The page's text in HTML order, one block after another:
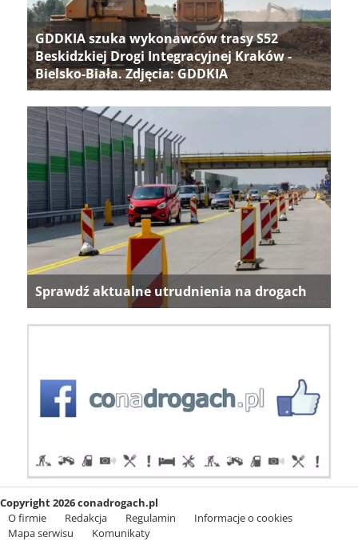
GDDKIA szuka wykonawców trasy S52
Beskidzkiej Drogi Integracyjnej Kraków -
Bielsko-Biała. Zdjęcia: GDDKIA
Sprawdź aktualne utrudnienia na drogach
Copyright 2026 conadrogach.pl
O firmie
Redakcja Regulamin
Informacje o cookies
Mapa serwisu
Komunikaty